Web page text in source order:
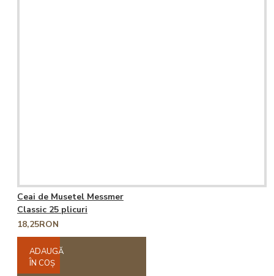
Ceai de Musetel Messmer
Classic 25 plicuri
18,25RON
ADAUGĂ
ÎN COŞ